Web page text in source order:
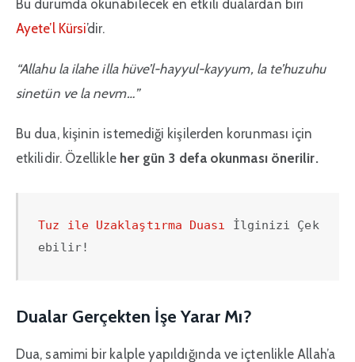
Bu durumda okunabilecek en etkili dualardan biri
Ayete’l Kürsi’dir.
“Allahu la ilahe illa hüve’l-hayyul-kayyum, la te’huzuhu
sinetün ve la nevm…”
Bu dua, kişinin istemediği kişilerden korunması için
etkilidir. Özellikle her gün 3 defa okunması önerilir.
Tuz ile Uzaklaştırma Duası İlginizi Çek
ebilir!
Dualar Gerçekten İşe Yarar Mı?
Dua, samimi bir kalple yapıldığında ve içtenlikle Allah’a